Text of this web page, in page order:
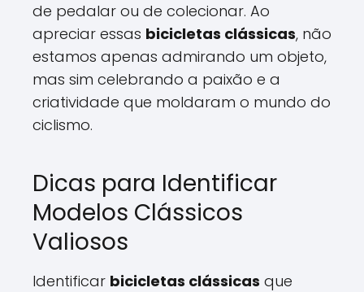
de pedalar ou de colecionar. Ao
apreciar essas bicicletas clássicas, não
estamos apenas admirando um objeto,
mas sim celebrando a paixão e a
criatividade que moldaram o mundo do
ciclismo.
Dicas para Identificar
Modelos Clássicos
Valiosos
Identificar bicicletas clássicas que